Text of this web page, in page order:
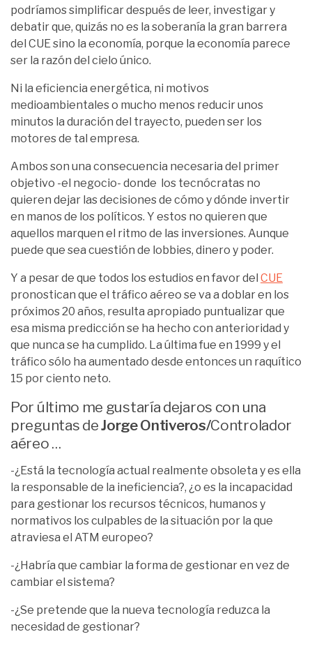
podríamos simplificar después de leer, investigar y
debatir que, quizás no es la soberanía la gran barrera
del CUE sino la economía, porque la economía parece
ser la razón del cielo único.
Ni la eficiencia energética, ni motivos
medioambientales o mucho menos reducir unos
minutos la duración del trayecto, pueden ser los
motores de tal empresa.
Ambos son una consecuencia necesaria del primer
objetivo -el negocio- donde los tecnócratas no
quieren dejar las decisiones de cómo y dónde invertir
en manos de los políticos. Y estos no quieren que
aquellos marquen el ritmo de las inversiones. Aunque
puede que sea cuestión de lobbies, dinero y poder.
Y a pesar de que todos los estudios en favor del CUE
pronostican que el tráfico aéreo se va a doblar en los
próximos 20 años, resulta apropiado puntualizar que
esa misma predicción se ha hecho con anterioridad y
que nunca se ha cumplido. La última fue en 1999 y el
tráfico sólo ha aumentado desde entonces un raquítico
15 por ciento neto.
Por último me gustaría dejaros con una
preguntas deJorge Ontiveros/Controlador
aéreo …
-¿Está la tecnología actual realmente obsoleta y es ella
la responsable de la ineficiencia?, ¿o es la incapacidad
para gestionar los recursos técnicos, humanos y
normativos los culpables de la situación por la que
atraviesa el ATM europeo?
-¿Habría que cambiar la forma de gestionar en vez de
cambiar el sistema?
-¿Se pretende que la nueva tecnología reduzca la
necesidad de gestionar?